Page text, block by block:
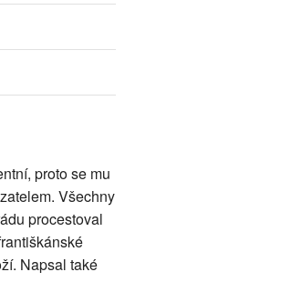
proto se mu
Všechny
procestoval
Napsal také